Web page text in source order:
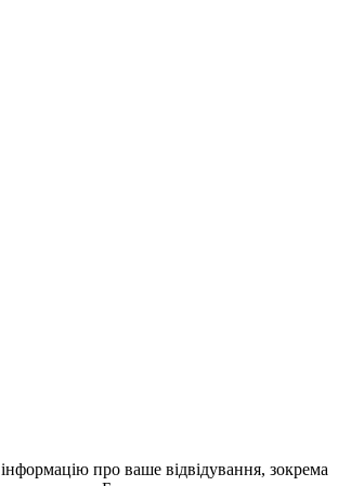
про ваше відвідування, зокрема